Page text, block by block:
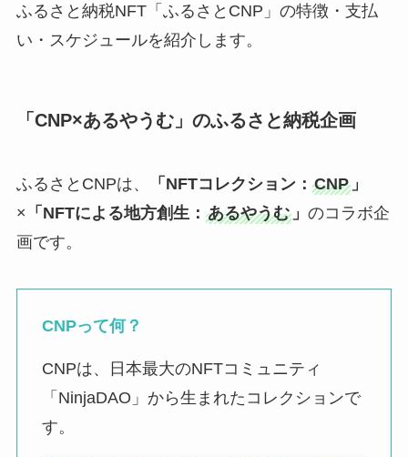
ふるさと納税NFT「ふるさとCNP」の特徴・支払
い・スケジュールを紹介します。
「CNP×あるやうむ」のふるさと納税企画
ふるさとCNPは、 「NFTコレクション： CNP」
× 「NFTによる地方創生： あるやうむ」 のコラボ企
画です。
CNPって何？
CNPは、日本最大のNFTコミュニティ
「NinjaDAO」から生まれたコレクションで
す。